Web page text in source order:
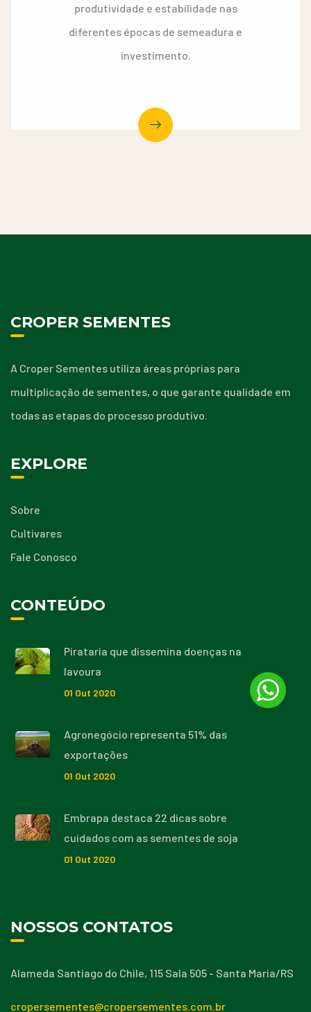
produtividade e estabilidade nas
diferentes épocas de semeadura e
investimento.
CROPER SEMENTES
A Croper Sementes utiliza áreas próprias para
multiplicação de sementes, o que garante qualidade em
todas as etapas do processo produtivo.
EXPLORE
Sobre
Cultivares
Fale Conosco
CONTEÚDO
Pirataria que dissemina doenças na
lavoura
01 Out 2020
Agronegócio representa 51% das
exportações
01 Out 2020
Embrapa destaca 22 dicas sobre
cuidados com as sementes de soja
01 Out 2020
NOSSOS CONTATOS
Alameda Santiago do Chile, 115 Sala 505 - Santa Maria/RS
cropersementes@cropersementes.com.br